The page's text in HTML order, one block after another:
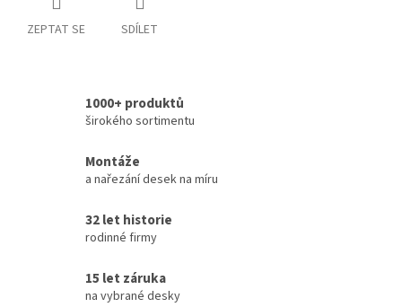
ZEPTAT SE SDÍLET
1000+ produktů
širokého sortimentu
Montáže
a nařezání desek na míru
32 let historie
rodinné firmy
15 let záruka
na vybrané desky